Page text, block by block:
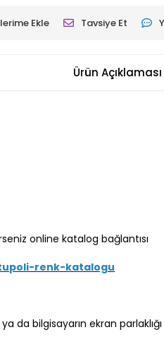
Ekle Tavsiye Et
Ürün Açıklaması
online katalog bağlantısı
renk-katalogu
ya da bilgisayarın ekran